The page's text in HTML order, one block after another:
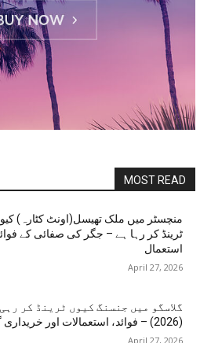
MOST READ
منچسٹر میں ملک تھیسل(اونٹ کٹارہ)
ٹرینڈ کر رہا ہے – جگر کی صفائی کے
استعمال
April 27, 2026
گلاسگو میں جنسنگ کیوں ٹرینڈ کر
(2026) – فوائد، استعمالات اور خریداری گائیڈ
April 27, 2026